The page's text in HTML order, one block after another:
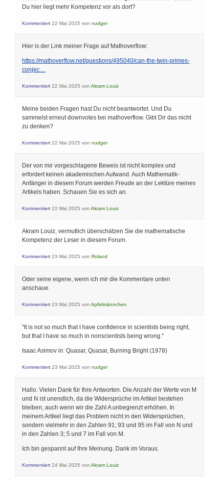
Du hier liegt mehr Kompetenz vor als dort?
Kommentiert 22 Mai 2025 von nudger
Hier is der Link meiner Frage auf Mathoverflow:
https://mathoverflow.net/questions/495040/can-the-twin-primes-
conjec…
Kommentiert 22 Mai 2025 von Akram Louiz
Meine beiden Fragen hast Du nicht beantwortet. Und Du
sammelst erneut downvotes bei mathoverflow. Gibt Dir das nicht
zu denken?
Kommentiert 22 Mai 2025 von nudger
Der von mir vorgeschlagene Beweis ist nicht komplex und
erfordert keinen akademischen Aufwand. Auch Mathematik-
Anfänger in diesem Forum werden Freude an der Lektüre meines
Artikels haben. Schauen Sie es sich an.
Kommentiert 22 Mai 2025 von Akram Louiz
Akram Louiz, vermutlich überschätzen Sie die mathematische
Kompetenz der Leser in diesem Forum.
Kommentiert 23 Mai 2025 von Roland
Oder seine eigene, wenn ich mir die Kommentare unten
anschaue.
Kommentiert 23 Mai 2025 von Apfelmännchen
"It is not so much that I have confidence in scientists being right,
but that I have so much in nonscientists being wrong."
Isaac Asimov in: Quasar, Quasar, Burning Bright (1978)
Kommentiert 23 Mai 2025 von nudger
Hallo. Vielen Dank für Ihre Antworten. Die Anzahl der Werte von M
und N ist unendlich, da die Widersprüche im Artikel bestehen
bleiben, auch wenn wir die Zahl A unbegrenzt erhöhen. In
meinem Artikel liegt das Problem nicht in den Widersprüchen,
sondern vielmehr in den Zahlen 91; 93 und 95 im Fall von N und
in den Zahlen 3; 5 und 7 im Fall von M.
Ich bin gespannt auf Ihre Meinung. Dank im Voraus.
Kommentiert 24 Mai 2025 von Akram Louiz